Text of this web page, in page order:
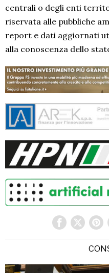
centrali o degli enti
riservata alle pubbliche
report e dati aggiornati
alla conoscenza dello